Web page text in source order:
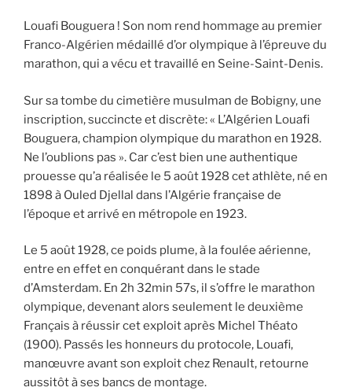
Louafi Bouguera ! Son nom rend hommage au premier
Franco-Algérien médaillé d’or olympique à l’épreuve du
marathon, qui a vécu et travaillé en Seine-Saint-Denis.
Sur sa tombe du cimetière musulman de Bobigny, une
inscription, succincte et discrète: « L’Algérien Louafi
Bouguera, champion olympique du marathon en 1928.
Ne l’oublions pas ». Car c’est bien une authentique
prouesse qu’a réalisée le 5 août 1928 cet athlète, né en
1898 à Ouled Djellal dans l’Algérie française de
l’époque et arrivé en métropole en 1923.
Le 5 août 1928, ce poids plume, à la foulée aérienne,
entre en effet en conquérant dans le stade
d’Amsterdam. En 2h 32min 57s, il s’offre le marathon
olympique, devenant alors seulement le deuxième
Français à réussir cet exploit après Michel Théato
(1900). Passés les honneurs du protocole, Louafi,
manœuvre avant son exploit chez Renault, retourne
aussitôt à ses bancs de montage.